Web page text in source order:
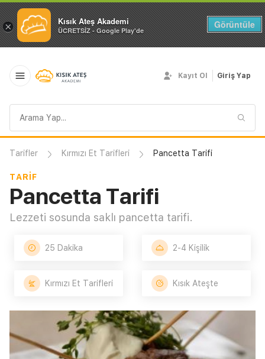
× Kısık Ateş Akademi
ÜCRETSİZ - Google Play'de
Görüntüle
sorgusu
Kayıt Ol Giriş Yap
Tarifler Kırmızı Et Tarifleri Pancetta Tarifi
TARIF
Pancetta Tarifi
Lezzeti sosunda saklı pancetta tarifi.
25 Dakika 2-4 Kişilik
Kırmızı Et Tarifleri Kısık Ateşte